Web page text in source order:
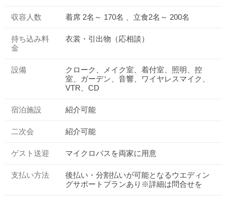
収容人数 着席 2名～ 170名 、立食2名～ 200名
持ち込み料
金
衣裳・引出物（応相談）
設備
クローク、メイク室、着付室、照明、控
室、ガーデン、音響、ワイヤレスマイク、
VTR、CD
宿泊施設 紹介可能
二次会 紹介可能
ゲスト送迎 マイクロバスを両家に用意
支払い方法
後払い・分割払いが可能となるウエディン
グサポートプランあり※詳細は問合せを